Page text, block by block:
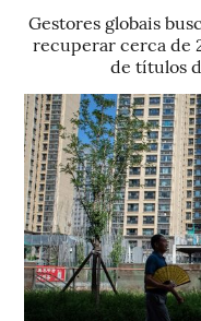
Gestores globais
recuperar cerca de
de títulos